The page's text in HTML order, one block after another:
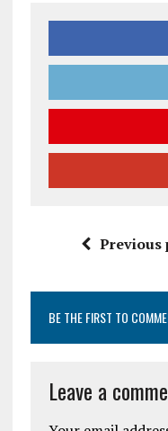
Previous
BE THE FIRST TO
Leave a